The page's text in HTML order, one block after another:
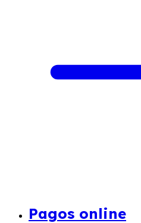
Pagos online